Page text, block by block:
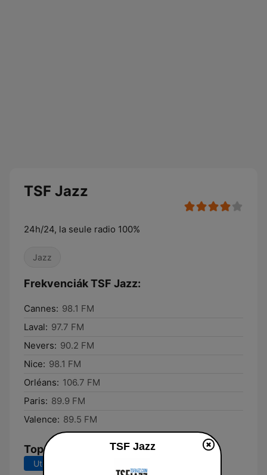
TSF Jazz
24h/24, la seule radio 100%
Jazz
Frekvenciák TSF Jazz:
Cannes: 98.1 FM
Laval: 97.7 FM
Nevers: 90.2 FM
Nice: 98.1 FM
Orléans: 106.7 FM
Paris: 89.9 FM
Valence: 89.5 FM
Top dalok
Utolsó 7 nap
TSF Jazz